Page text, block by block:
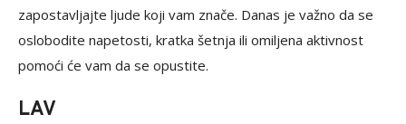
zapostavljajte ljude koji vam znače. Danas je važno da se
oslobodite napetosti, kratka šetnja ili omiljena aktivnost
pomoći će vam da se opustite.
LAV